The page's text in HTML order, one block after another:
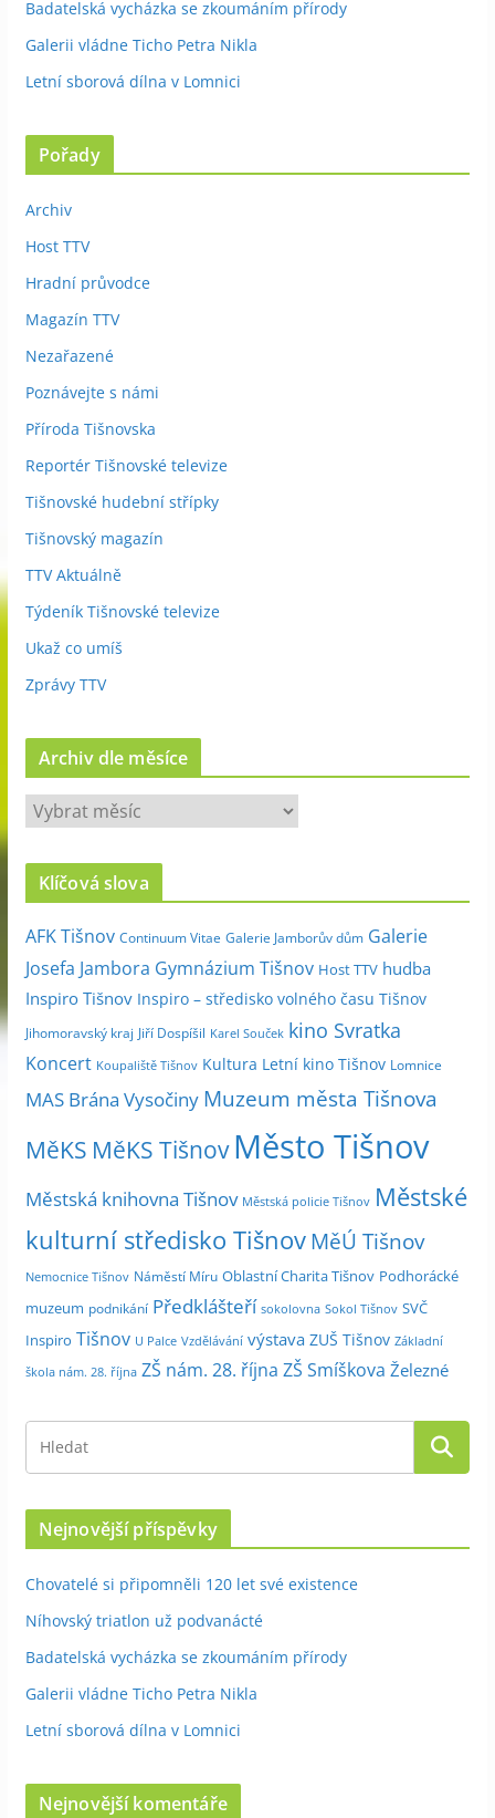
Badatelská vycházka se zkoumáním přírody
Galerii vládne Ticho Petra Nikla
Letní sborová dílna v Lomnici
Pořady
Archiv
Host TTV
Hradní průvodce
Magazín TTV
Nezařazené
Poznávejte s námi
Příroda Tišnovska
Reportér Tišnovské televize
Tišnovské hudební střípky
Tišnovský magazín
TTV Aktuálně
Týdeník Tišnovské televize
Ukaž co umíš
Zprávy TTV
Archiv dle měsíce
A
r
c
v
d
l
e
m
s
í
e
Klíčová slova
AFK Tišnov Continuum Vitae Galerie Jamborův dům Galerie
Josefa Jambora Gymnázium Tišnov Host TTV hudba
Inspiro Tišnov Inspiro – středisko volného času Tišnov
Jihomoravský kraj Jiří Dospíšil Karel Souček kino Svratka
Koncert Koupaliště Tišnov Kultura Letní kino Tišnov Lomnice
MAS Brána Vysočiny Muzeum města Tišnova
MěKS MěKS Tišnov Město Tišnov
Městská knihovna Tišnov Městská policie Tišnov Městské
kulturní středisko Tišnov MěÚ Tišnov
Nemocnice Tišnov Náměstí Míru Oblastní Charita Tišnov Podhorácké
muzeum podnikání Předklášteří sokolovna Sokol Tišnov SVČ
Inspiro Tišnov U Palce Vzdělávání výstava ZUŠ Tišnov Základní
škola nám. 28. října ZŠ nám. 28. října ZŠ Smíškova Železné
Nejnovější příspěvky
Chovatelé si připomněli 120 let své existence
Níhovský triatlon už podvanácté
Badatelská vycházka se zkoumáním přírody
Galerii vládne Ticho Petra Nikla
Letní sborová dílna v Lomnici
Nejnovější komentáře